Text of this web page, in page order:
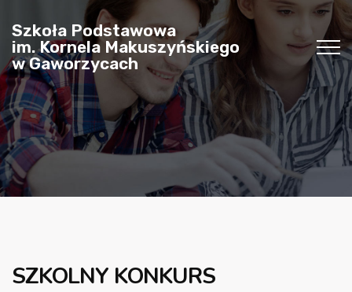
Szkoła Podstawowa
im. Kornela Makuszyńskiego
w Gaworzycach
SZKOLNY KONKURS